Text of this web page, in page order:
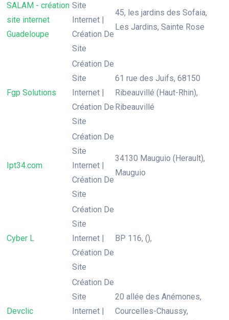
SALAM - création
site internet
Guadeloupe
Site
Internet |
Création De
Site
45, les jardins des Sofaia,
Les Jardins, Sainte Rose
Fgp Solutions
Création De
Site
Internet |
Création De
Site
61 rue des Juifs, 68150
Ribeauvillé (Haut-Rhin),
Ribeauvillé
Ipt34.com
Création De
Site
Internet |
Création De
Site
34130 Mauguio (Herault),
Mauguio
Cyber L
Création De
Site
Internet |
Création De
Site
BP 116, (),
Devclic
Création De
Site
Internet |
20 allée des Anémones,
Courcelles-Chaussy,